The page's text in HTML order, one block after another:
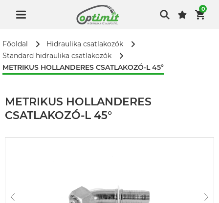
0
Főoldal
Hidraulika csatlakozók
Standard hidraulika csatlakozók
METRIKUS HOLLANDERES CSATLAKOZÓ-L 45°
METRIKUS HOLLANDERES
CSATLAKOZÓ-L 45°